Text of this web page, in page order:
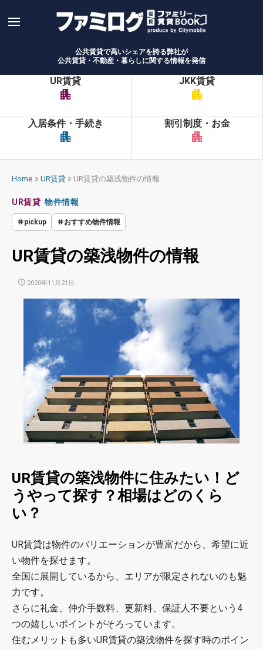
公共賃貸で高いシェアを誇る弊社が
公共賃貸・不動産・暮らしに関する情報を発信
UR賃貸
apartment
JKK賃貸
apartment
入居条件・手続き
apartment
割引制度・お金
apartment
Home » UR賃貸 » UR賃貸の築浅物件の情報
UR賃貸 物件情報
pickup おすすめ物件情報
UR賃貸の築浅物件の情報
POSTED
2020年11月21日
UR賃貸の築浅物件に住みたい！ど
うやって探す？相場はどのくら
い？
UR賃貸は物件のバリエーションが豊富だから、希望に近
い物件を探せます。
全国に展開しているから、エリアが限定されないのも魅
力です。
さらに礼金、仲介手数料、更新料、保証人不要という4
つの嬉しいポイントがそろっています。
住むメリットも多いUR賃貸の築浅物件を探す時のポイン